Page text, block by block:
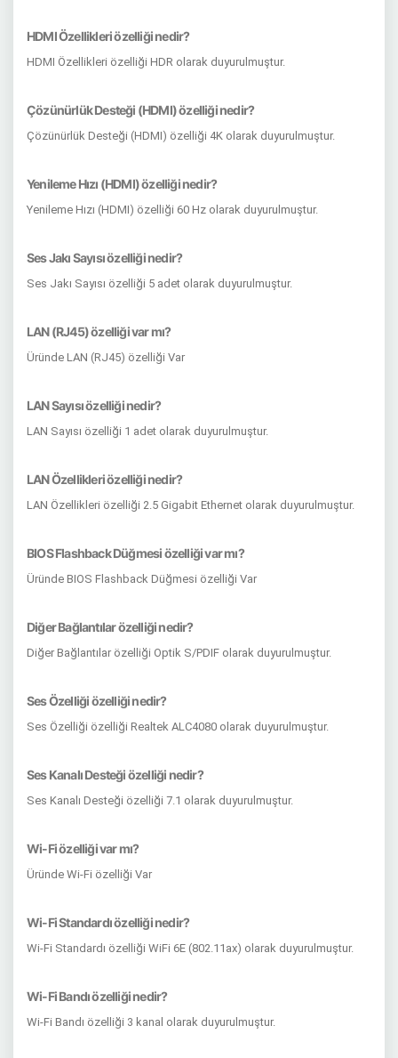
HDMI Özellikleri özelliği nedir?
HDMI Özellikleri özelliği HDR olarak duyurulmuştur.
Çözünürlük Desteği (HDMI) özelliği nedir?
Çözünürlük Desteği (HDMI) özelliği 4K olarak duyurulmuştur.
Yenileme Hızı (HDMI) özelliği nedir?
Yenileme Hızı (HDMI) özelliği 60 Hz olarak duyurulmuştur.
Ses Jakı Sayısı özelliği nedir?
Ses Jakı Sayısı özelliği 5 adet olarak duyurulmuştur.
LAN (RJ45) özelliği var mı?
Üründe LAN (RJ45) özelliği Var
LAN Sayısı özelliği nedir?
LAN Sayısı özelliği 1 adet olarak duyurulmuştur.
LAN Özellikleri özelliği nedir?
LAN Özellikleri özelliği 2.5 Gigabit Ethernet olarak duyurulmuştur.
BIOS Flashback Düğmesi özelliği var mı?
Üründe BIOS Flashback Düğmesi özelliği Var
Diğer Bağlantılar özelliği nedir?
Diğer Bağlantılar özelliği Optik S/PDIF olarak duyurulmuştur.
Ses Özelliği özelliği nedir?
Ses Özelliği özelliği Realtek ALC4080 olarak duyurulmuştur.
Ses Kanalı Desteği özelliği nedir?
Ses Kanalı Desteği özelliği 7.1 olarak duyurulmuştur.
Wi-Fi özelliği var mı?
Üründe Wi-Fi özelliği Var
Wi-Fi Standardı özelliği nedir?
Wi-Fi Standardı özelliği WiFi 6E (802.11ax) olarak duyurulmuştur.
Wi-Fi Bandı özelliği nedir?
Wi-Fi Bandı özelliği 3 kanal olarak duyurulmuştur.